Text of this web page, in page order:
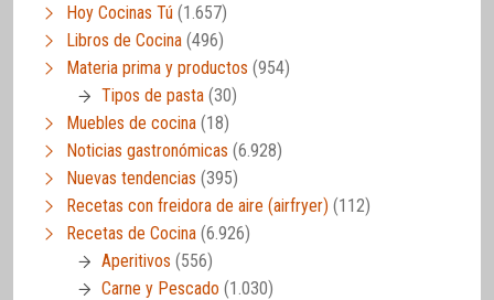
Hoy Cocinas Tú (1.657)
Libros de Cocina (496)
Materia prima y productos (954)
Tipos de pasta (30)
Muebles de cocina (18)
Noticias gastronómicas (6.928)
Nuevas tendencias (395)
Recetas con freidora de aire (airfryer) (112)
Recetas de Cocina (6.926)
Aperitivos (556)
Carne y Pescado (1.030)